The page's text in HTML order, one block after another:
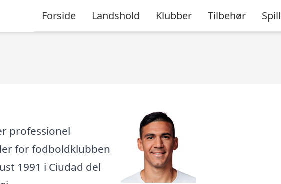
Forside Landshold Klubber Tilbehør
professionel
for fodboldklubben
1991 i Ciudad del